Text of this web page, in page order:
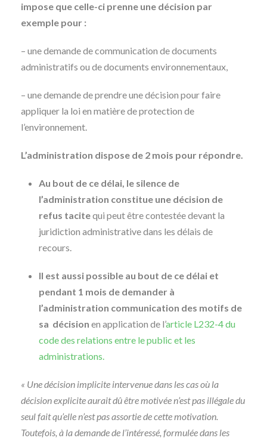
impose que celle-ci prenne une décision par
exemple pour :
– une demande de communication de documents
administratifs ou de documents environnementaux,
– une demande de prendre une décision pour faire
appliquer la loi en matière de protection de
l’environnement.
L’administration dispose de 2 mois pour répondre.
Au bout de ce délai, le silence de
l’administration constitue une décision de
refus tacitequi peut être contestée devant la
juridiction administrative dans les délais de
recours.
Il est aussi possible au bout de ce délai et
pendant 1 mois de demander à
l’administration communication des motifs de
sa décision en application de l’article L232-4 du
code des relations entre le public et les
administrations.
« Une décision implicite intervenue dans les cas où la
décision explicite aurait dû être motivée n’est pas illégale du
seul fait qu’elle n’est pas assortie de cette motivation.
Toutefois, à la demande de l’intéressé, formulée dans les